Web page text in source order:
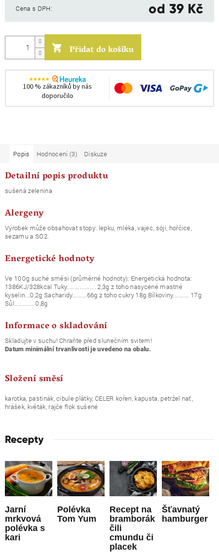
Cena s DPH: od39 Kč
Přidat do košíku
100 % zákazníků by nás
doporučilo
Popis Hodnocení (3) Diskuze
Detailní popis produktu
sušená zelenina
Alergeny
Výrobek může obsahovat stopy: lepku, mléka, vajec, sóji, hořčice,
sezamu a SO2.
Energetické hodnoty
Ve 100g suché směsi (průměrné hodnoty): Energetická hodnota:
1386KJ/328kcal Tuky.................. 2,3g z toho nasycené mastné
kyselin...0,2g Sacharidy.........66g z toho cukry 18g Bílkoviny.......... 17g
Sůl............ 0,8g
Informace o skladování
Skladujte v suchu! Chraňte před slunečním svitem!
Datum minimální trvanlivosti je uvedeno na obalu.
Složení směsí
karotka, pastinák, cibule plátky, CELER kořen, kapusta, petržel nať,
hrášek, květák, rajče flok sušené
Recepty
Jarní
mrkvová
polévka s
kari
Polévka
Tom Yum
Recept na
bramborák
čili
cmundu či
placek
Šťavnatý
hamburger